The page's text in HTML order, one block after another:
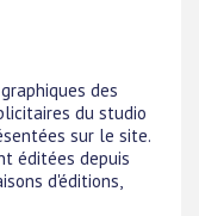
des
du studio
sur le site.
éditées depuis
d'éditions,